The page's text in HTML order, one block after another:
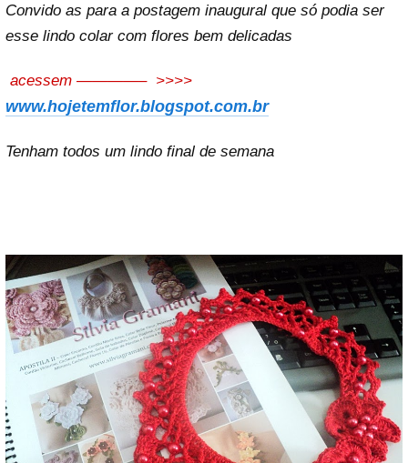
Convido as para a postagem inaugural que só podia ser
esse lindo colar com flores bem delicadas
acessem ————– >>>>
www.hojetemflor.blogspot.com.br
Tenham todos um lindo final de semana